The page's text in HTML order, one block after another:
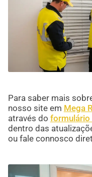
Para saber mais
nosso site em Mega
através do formulário
dentro das
ou fale connosco